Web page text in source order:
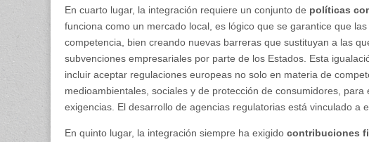
En cuarto lugar, la integración requiere un conjunto de políticas
funciona como un mercado local, es lógico que se garantice que
competencia, bien creando nuevas barreras que sustituyan a las
subvenciones empresariales por parte de los Estados. Esta
incluir aceptar regulaciones europeas no solo en materia de
medioambientales, sociales y de protección de consumidores,
exigencias. El desarrollo de agencias regulatorias está vinculado a
En quinto lugar, la integración siempre ha exigido contribuciones